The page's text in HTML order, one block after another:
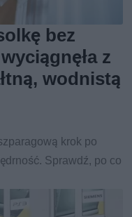
bez
z
wodnistą
krok po
Sprawdź, po co